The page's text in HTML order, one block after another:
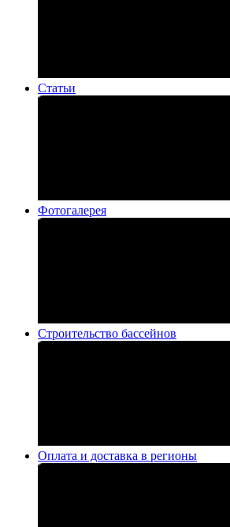
Статьи
Фотогалерея
Строительство бассейнов
Оплата и доставка в регионы